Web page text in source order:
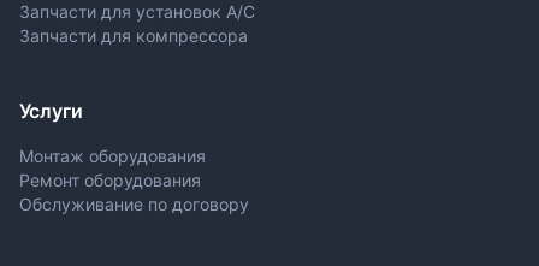
Запчасти для установок A/C
Запчасти для компрессора
Услуги
Монтаж оборудования
Ремонт оборудования
Обслуживание по договору